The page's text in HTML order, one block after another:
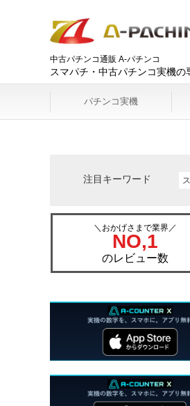
中古パチンコ通販 A-パチンコ
スマパチ・中古パチンコ実機の
パチンコ実機
注目キーワード
＼おかげさまで業界／
NO,1
のレビュー数